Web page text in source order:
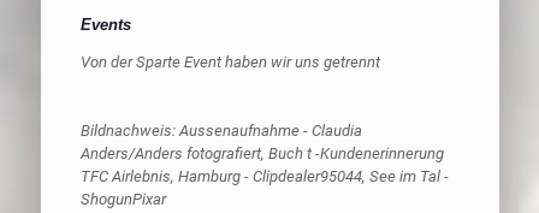
Events
Von der Sparte Event haben wir uns getrennt
Bildnachweis: Aussenaufnahme - Claudia
Anders/Anders fotografiert, Buch t -Kundenerinnerung
TFC Airlebnis, Hamburg - Clipdealer95044, See im Tal -
ShogunPixar